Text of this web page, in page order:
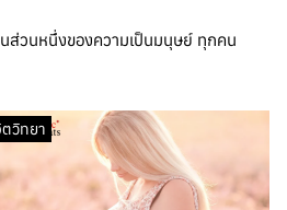
ส่วนหนึ่งของความเป็นมนุษย์ ทุกคน
วิทยา